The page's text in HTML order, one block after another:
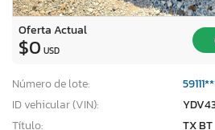
Oferta Actual
$0 USD
Número de lote:
ID vehicular (VIN):
Título:
TX BT